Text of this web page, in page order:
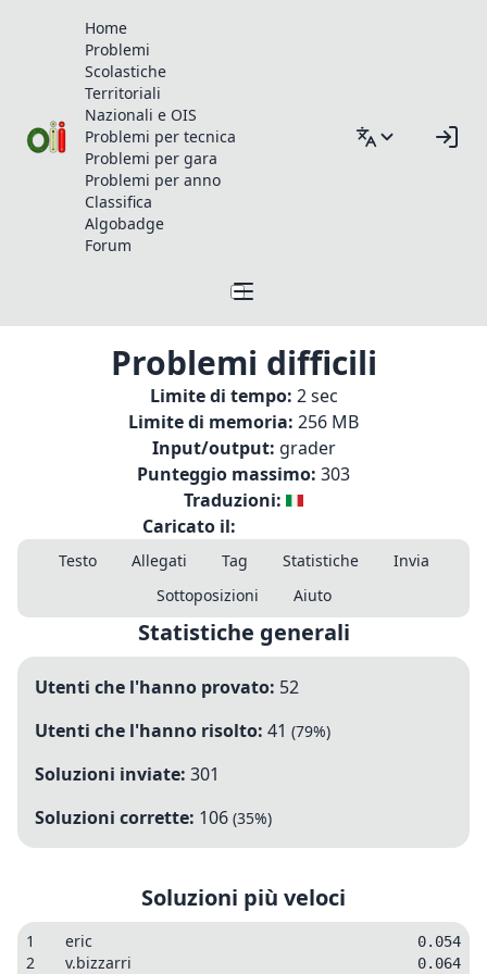
Home
Problemi
Scolastiche
Territoriali
Nazionali e OIS
Problemi per tecnica
Problemi per gara
Problemi per anno
Classifica
Algobadge
Forum
Problemi difficili
Limite di tempo: 2 sec
Limite di memoria: 256 MB
Input/output: grader
Punteggio massimo: 303
Traduzioni:
Caricato il:
Testo Allegati Tag Statistiche
Invia
Sottoposizioni
Aiuto
Statistiche generali
Utenti che l'hanno provato: 52
Utenti che l'hanno risolto: 41 (79%)
Soluzioni inviate: 301
Soluzioni corrette: 106 (35%)
Soluzioni più veloci
1 eric 0.054
2 v.bizzarri 0.064